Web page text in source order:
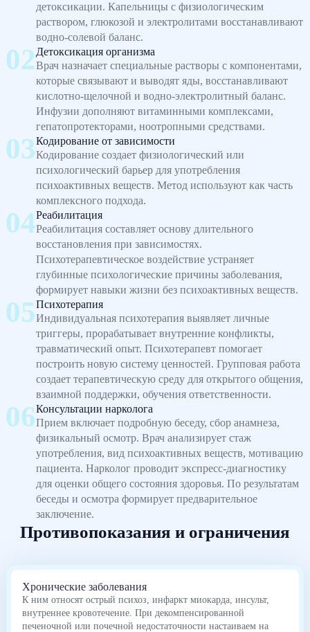
детоксикации. Капельницы с физиологическим
раствором, глюкозой и электролитами восстанавливают
водно-солевой баланс.
Детоксикация организма
Врач назначает специальные растворы с компонентами,
которые связывают и выводят яды, восстанавливают
кислотно-щелочной и водно-электролитный баланс.
Инфузии дополняют витаминными комплексами,
гепатопротекторами, ноотропными средствами.
Кодирование от зависимости
Кодирование создает физиологический или
психологический барьер для употребления
психоактивных веществ. Метод используют как часть
комплексного подхода.
Реабилитация
Реабилитация составляет основу длительного
восстановления при зависимостях.
Психотерапевтическое воздействие устраняет
глубинные психологические причины заболевания,
формирует навыки жизни без психоактивных веществ.
Психотерапия
Индивидуальная психотерапия выявляет личные
триггеры, прорабатывает внутренние конфликты,
травматический опыт. Психотерапевт помогает
построить новую систему ценностей. Групповая работа
создает терапевтическую среду для открытого общения,
взаимной поддержки, обучения ответственности.
Консультации нарколога
Прием включает подробную беседу, сбор анамнеза,
физикальный осмотр. Врач анализирует стаж
употребления, вид психоактивных веществ, мотивацию
пациента. Нарколог проводит экспресс-диагностику
для оценки общего состояния здоровья. По результатам
беседы и осмотра формирует предварительное
заключение.
Противопоказания и ограничения
Хронические заболевания
К ним относят острый психоз, инфаркт миокарда, инсульт,
внутреннее кровотечение. При декомпенсированной
печеночной или почечной недостаточности настаиваем на